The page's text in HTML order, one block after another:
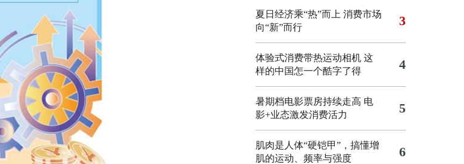
夏日经济乘“热”而上 消费市场
向“新”而行
3
体验式消费带热运动相机 这
样的中国怎一个酷字了得
4
暑期档电影票房持续走高 电
影+业态激发消费活力
5
肌肉是人体“硬铠甲”，搞懂增
肌的运动、频率与强度
6